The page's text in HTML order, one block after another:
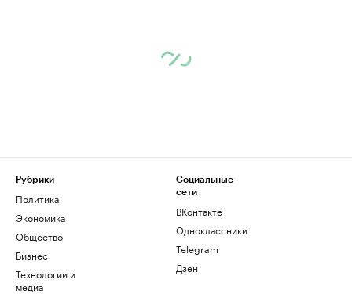
Рубрики
Политика
Экономика
Общество
Бизнес
Технологии и
медиа
Социальные
сети
ВКонтакте
Одноклассники
Telegram
Дзен